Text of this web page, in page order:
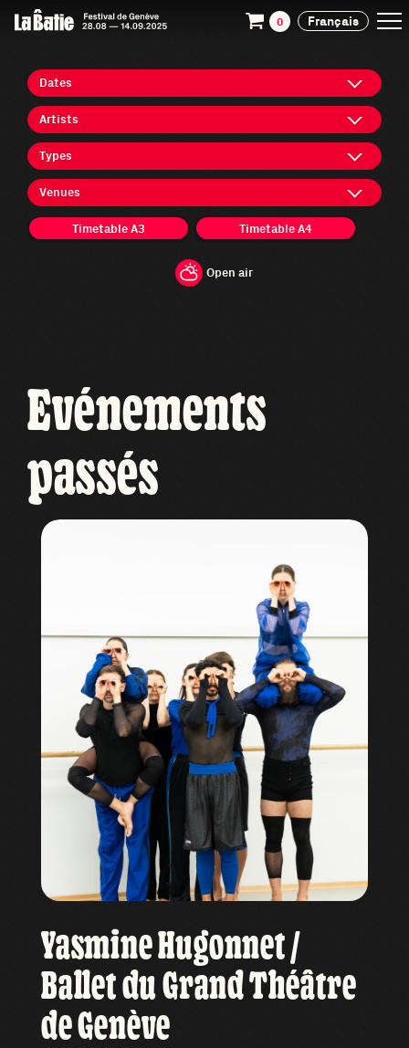
Dates
Artists
Types
Venues
Timetable A3 Timetable A4
Open air
Evénements
passés
Yasmine Hugonnet /
Ballet du Grand Théâtre
de Genève
0 Français